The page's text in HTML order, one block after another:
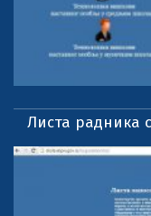
Листа радника